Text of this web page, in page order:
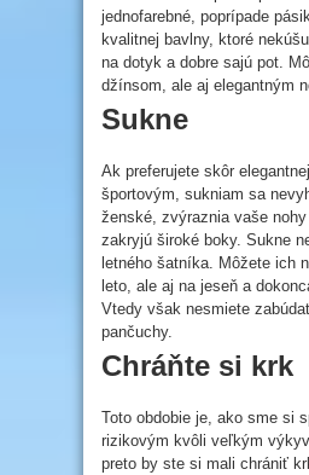
jednofarebné, poprípade
kvalitnej bavlny, ktoré
na dotyk a dobre sajú pot.
džínsom, ale aj elegantným
Sukne
Ak preferujete skôr
športovým, sukniam sa
ženské, zvýraznia vaše
zakryjú široké boky. Sukne
letného šatníka. Môžete ich
leto, ale aj na jeseň a
Vtedy však nesmiete
pančuchy.
Chráňte si krk
Toto obdobie je, ako sme si
rizikovým kvôli veľkým
preto by ste si mali chrániť